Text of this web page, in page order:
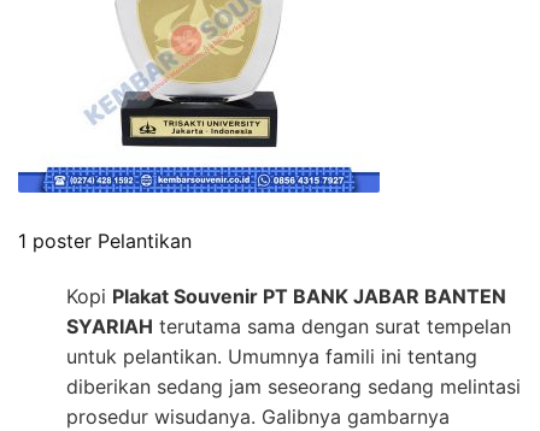
1 poster Pelantikan
Kopi Plakat Souvenir PT BANK JABAR BANTEN
SYARIAH terutama sama dengan surat tempelan
untuk pelantikan. Umumnya famili ini tentang
diberikan sedang jam seseorang sedang melintasi
prosedur wisudanya. Galibnya gambarnya